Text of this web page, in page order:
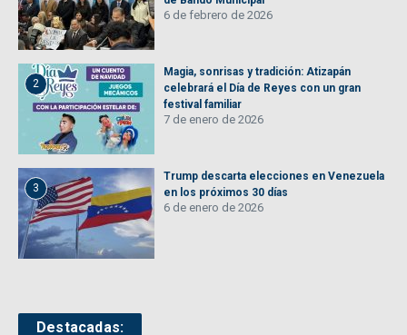
6 de febrero de 2026
2
Magia, sonrisas y tradición: Atizapán
celebrará el Día de Reyes con un gran
festival familiar
7 de enero de 2026
3
Trump descarta elecciones en Venezuela
en los próximos 30 días
6 de enero de 2026
Destacadas: